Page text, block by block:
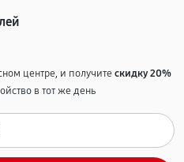
центре, и получитескидку 20%
в тот же день